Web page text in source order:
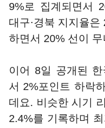
9%로 집계되면서
대구·경북 지지율
하면서 20% 선이
이어 8일 공개된 한
서 2%포인트 하락
데요. 비슷한 시기
2.4%를 기록하며